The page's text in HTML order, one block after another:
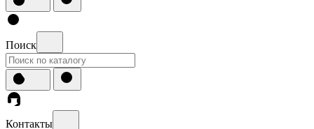
Поиск
Контакты